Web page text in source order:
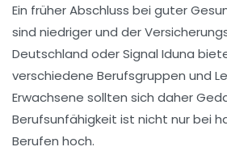
Ein früher Abschluss bei guter
sind niedriger und der
Deutschland oder Signal Iduna
verschiedene Berufsgruppen und
Erwachsene sollten sich daher
Berufsunfähigkeit ist nicht nur bei
Berufen hoch.